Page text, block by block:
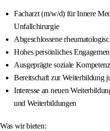
Facharzt (m/w/d) für Innere
Unfallchirurgie
Abgeschlossene
Hohes persönliches
Ausgeprägte soziale
Bereitschaft zur Weiterbildung
Interesse an neuen
und Weiterbildungen
Was wir bieten: